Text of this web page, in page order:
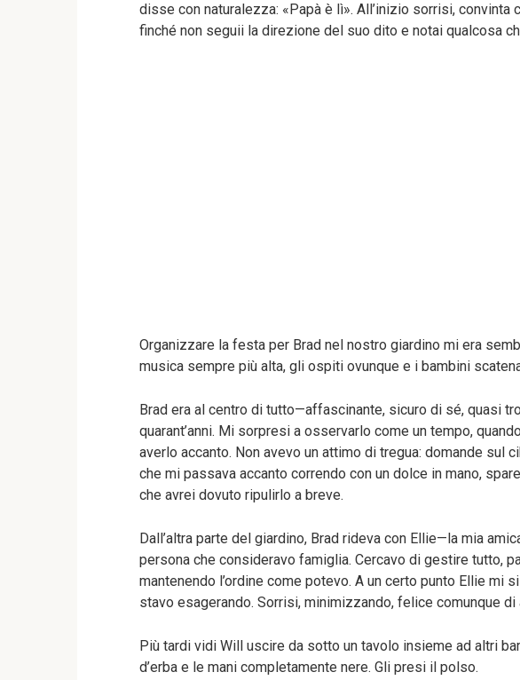
disse con naturalezza: «Papà è lì». All’inizio sorrisi,
finché non seguii la direzione del suo dito e notai qualcosa
Organizzare la festa per Brad nel nostro giardino mi era
musica sempre più alta, gli ospiti ovunque e i bambini
Brad era al centro di tutto—affascinante, sicuro di sé, quasi
quarant’anni. Mi sorpresi a osservarlo come un tempo,
averlo accanto. Non avevo un attimo di tregua: domande sul
che mi passava accanto correndo con un dolce in mano,
che avrei dovuto ripulirlo a breve.
Dall’altra parte del giardino, Brad rideva con Ellie—la mia
persona che consideravo famiglia. Cercavo di gestire tutto,
mantenendo l’ordine come potevo. A un certo punto Ellie mi
stavo esagerando. Sorrisi, minimizzando, felice comunque di
Più tardi vidi Will uscire da sotto un tavolo insieme ad altri
d’erba e le mani completamente nere. Gli presi il polso.